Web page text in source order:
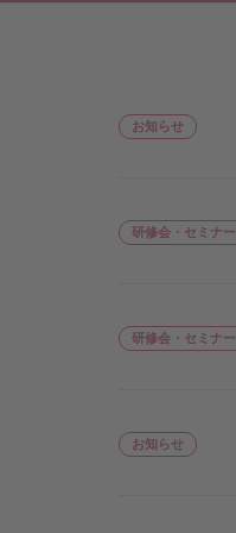
お知らせ
研修会・セミナー
研修会・セミナー
お知らせ